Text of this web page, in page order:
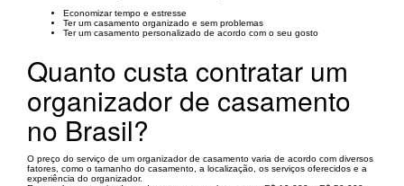
Economizar tempo e estresse
Ter um casamento organizado e sem problemas
Ter um casamento personalizado de acordo com o seu gosto
Quanto custa contratar um
organizador de casamento
no Brasil?
O preço do serviço de um organizador de casamento varia de acordo com diversos
fatores, como o tamanho do casamento, a localização, os serviços oferecidos e a
experiência do organizador.